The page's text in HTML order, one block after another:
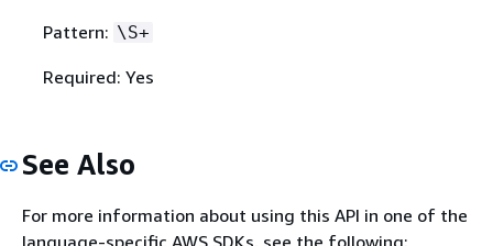
Pattern: \S+
Required: Yes
See Also
For more information about using this API in one of the